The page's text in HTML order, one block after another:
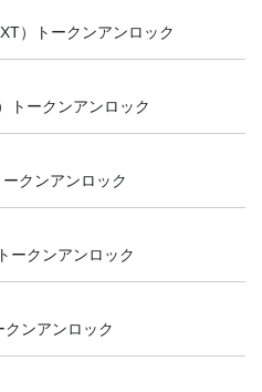
）トークンアンロック
トークンアンロック
クンアンロック
ークンアンロック
ンアンロック